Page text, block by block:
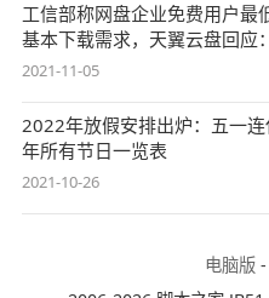
工信部称网盘企业免费用户最
基本下载需求，天翼云盘回应
始终
2021-11-05
2022年放假安排出炉：五一
年所有节日一览表
2021-10-26
电脑版-